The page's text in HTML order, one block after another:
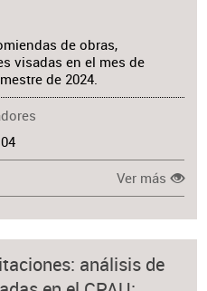
de obras,
visadas en el mes de
de 2024.
Ver más
análisis de